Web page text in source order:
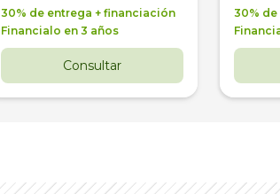
30% de entrega + financiación
Financialo en 3 años
Consultar
30%